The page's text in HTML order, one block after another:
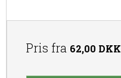
Pris fra 62,00 DKK